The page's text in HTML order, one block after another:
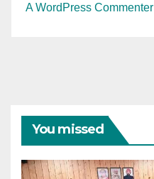
A WordPress Commenter
You missed